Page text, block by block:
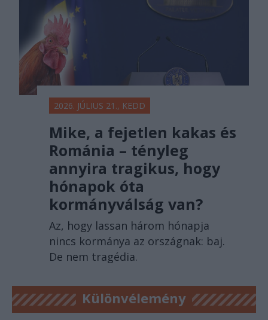
2026. JÚLIUS 21., KEDD
Mike, a fejetlen kakas és
Románia – tényleg
annyira tragikus, hogy
hónapok óta
kormányválság van?
Az, hogy lassan három hónapja
nincs kormánya az országnak: baj.
De nem tragédia.
Különvélemény